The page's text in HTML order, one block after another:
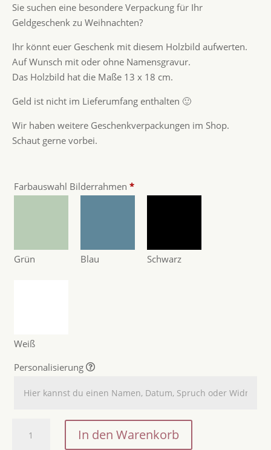
Sie suchen eine besondere Verpackung für Ihr
Geldgeschenk zu Weihnachten?
Ihr könnt euer Geschenk mit diesem Holzbild aufwerten.
Auf Wunsch mit oder ohne Namensgravur.
Das Holzbild hat die Maße 13 x 18 cm.
Geld ist nicht im Lieferumfang enthalten 🙂
Wir haben weitere Geschenkverpackungen im Shop.
Schaut gerne vorbei.
Farbauswahl Bilderrahmen *
Grün Blau Schwarz
Weiß
Personalisierung
Geschenkidee
personalisiert:
In den Warenkorb